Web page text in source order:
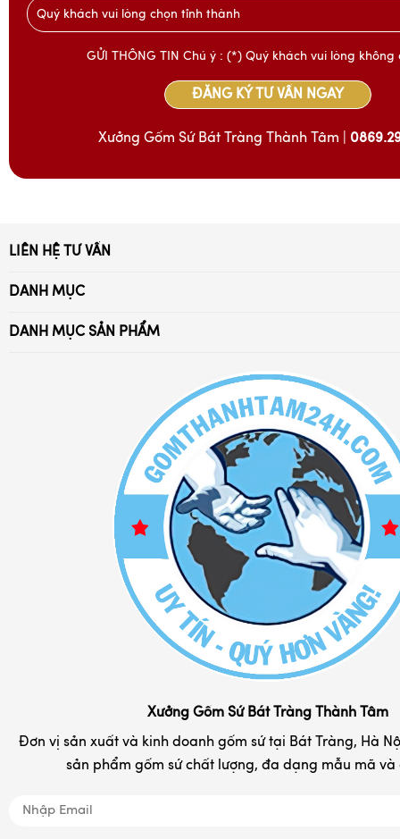
Quý khách vui lòng chọn tỉnh thành
GỬI THÔNG TIN Chú ý : (*) Quý khách vui lòng
ĐĂNG KÝ TƯ VẤN NGAY
Xưởng Gốm Sứ Bát Tràng Thành Tâm |
Xưởng Gốm Sứ Bát Tràng Thành Tâm
Đơn vị sản xuất và kinh doanh gốm sứ tại Bát Tràng, Hà
sản phẩm gốm sứ chất lượng, đa dạng mẫu mã và
DANH MỤC SẢN PHẨM
Bình lọ hoa sứ
Bình hút lộc gốm sứ đẹp
Bình rượu - nậm rượu sứ
Cốc sứ - ly tách cafe
Chum rượu - vò rượu
Đĩa sứ lưu niệm in logo
Khay đựng mứt kẹo
Tranh gốm sứ đẹp
Nồi niêu đất gốm Bát Tràng
Đồ tâm linh
DANH MỤC
Chính Sách Bảo Hành
Chính Sách Đổi Trả
Chính Sách Vận Chuyển
Phương Thức Thanh Toán
LIÊN HỆ TƯ VẤN
0869.294.028 - 032.976.4052